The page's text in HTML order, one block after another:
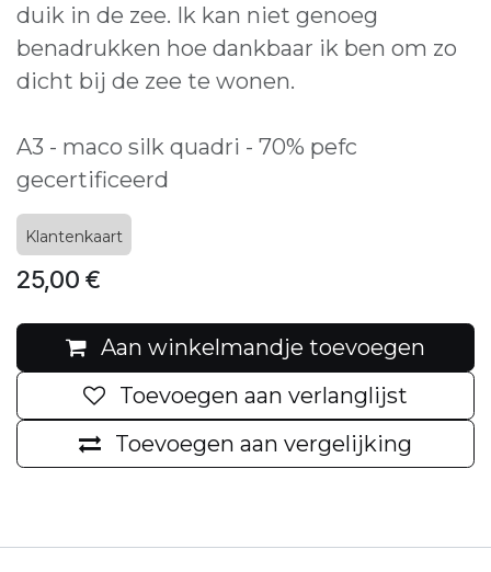
duik in de zee. Ik kan niet genoeg
benadrukken hoe dankbaar ik ben om zo
dicht bij de zee te wonen.
A3 - maco silk quadri - 70% pefc
gecertificeerd
Klantenkaart
25,00 €
Aan winkelmandje toevoegen
Toevoegen aan vergelijking
Toevoegen aan verlanglijst